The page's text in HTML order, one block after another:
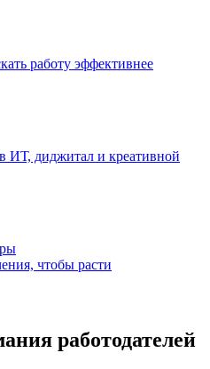
работу эффективнее
ИТ, диджитал и креативной
чтобы расти
работодателей